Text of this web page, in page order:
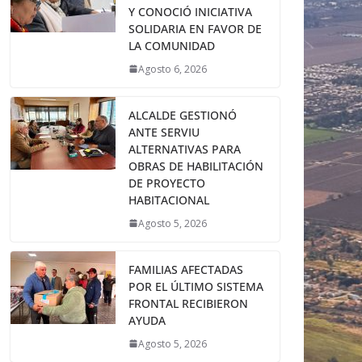
Y CONOCIÓ INICIATIVA
SOLIDARIA EN FAVOR DE
LA COMUNIDAD
Agosto 6, 2026
ALCALDE GESTIONÓ
ANTE SERVIU
ALTERNATIVAS PARA
OBRAS DE HABILITACIÓN
DE PROYECTO
HABITACIONAL
Agosto 5, 2026
FAMILIAS AFECTADAS
POR EL ÚLTIMO SISTEMA
FRONTAL RECIBIERON
AYUDA
Agosto 5, 2026